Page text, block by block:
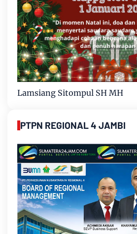
Lamsiang Sitompul SH MH
PTPN REGIONAL 4 JAMBI